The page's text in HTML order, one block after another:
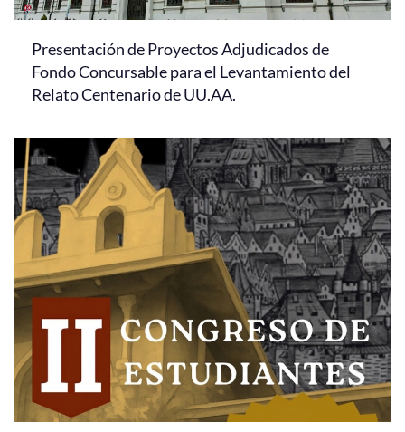
Presentación de Proyectos Adjudicados de
Fondo Concursable para el Levantamiento del
Relato Centenario de UU.AA.